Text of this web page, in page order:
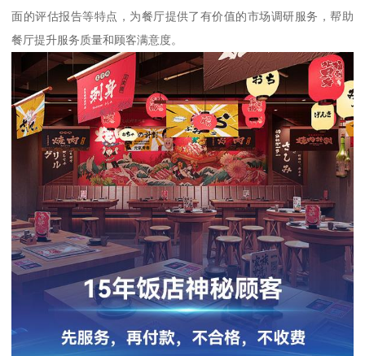
面的评估报告等特点，为餐厅提供了有价值的市场调研服务，帮助
餐厅提升服务质量和顾客满意度。